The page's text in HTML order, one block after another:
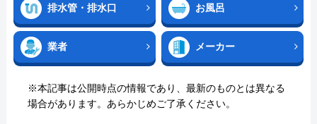
排水管・排水口 お風呂
業者 メーカー
※本記事は公開時点の情報であり、最新のものとは異なる
場合があります。あらかじめご了承ください。